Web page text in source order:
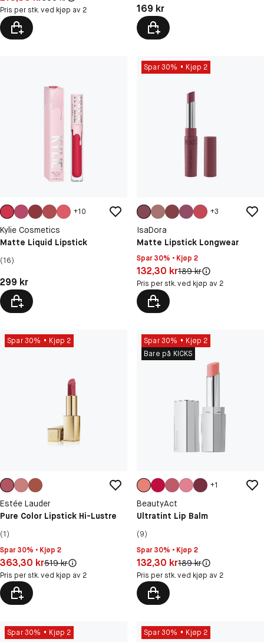
Pris per stk. ved kjøp av 2 Pris: 169 kr
169 kr
+10
Kylie Cosmetics
Matte Liquid Lipstick
(16)
Pris: 299 kr
299 kr
Spar 30% Kjøp 2
+3
IsaDora
Matte Lipstick Longwear
Spar 30% • Kjøp 2
Pris: 132,30 kr
132,30 krOriginal pris:
189 kr
Pris per stk. ved kjøp av 2
Spar 30% Kjøp 2
Estée Lauder
Pure Color Lipstick Hi-Lustre
(1)
Spar 30% • Kjøp 2
Pris: 363,30 kr
363,30 krOriginal pris:
519 kr
Pris per stk. ved kjøp av 2
Spar 30%
Kjøp 2
Bare på KICKS
+1
BeautyAct
Ultratint Lip Balm
(9)
Spar 30% • Kjøp 2
Pris: 132,30 kr
132,30 krOriginal pris:
189 kr
Pris per stk. ved kjøp av 2
Spar 30% Kjøp 2 Spar 30% Kjøp 2